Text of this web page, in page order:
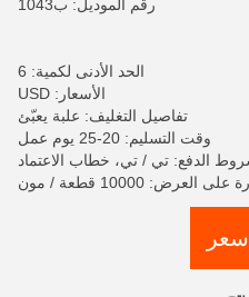
رقم الموديل: ب1043
الحد الأدنى لكمية: 6
الأسعار: USD
تفاصيل التغليف: علبة يعبّئ
وقت التسليم: 20-25 يوم عمل
الدفع: تي / تي، خطاب الاعتماد
العرض: 10000 قطعة / مون